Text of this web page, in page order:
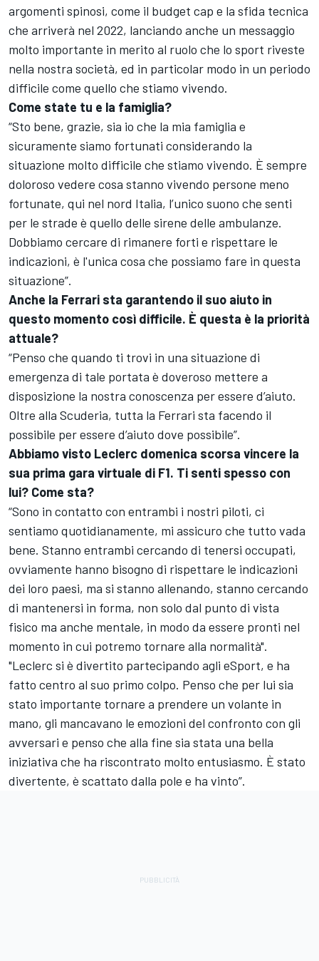
argomenti spinosi, come il budget cap e la sfida tecnica
che arriverà nel 2022, lanciando anche un messaggio
molto importante in merito al ruolo che lo sport riveste
nella nostra società, ed in particolar modo in un periodo
difficile come quello che stiamo vivendo.
Come state tu e la famiglia?
“Sto bene, grazie, sia io che la mia famiglia e
sicuramente siamo fortunati considerando la
situazione molto difficile che stiamo vivendo. È sempre
doloroso vedere cosa stanno vivendo persone meno
fortunate, qui nel nord Italia, l’unico suono che senti
per le strade è quello delle sirene delle ambulanze.
Dobbiamo cercare di rimanere forti e rispettare le
indicazioni, è l'unica cosa che possiamo fare in questa
situazione”.
Anche la Ferrari sta garantendo il suo aiuto in
questo momento così difficile. È questa è la priorità
attuale?
“Penso che quando ti trovi in una situazione di
emergenza di tale portata è doveroso mettere a
disposizione la nostra conoscenza per essere d’aiuto.
Oltre alla Scuderia, tutta la Ferrari sta facendo il
possibile per essere d’aiuto dove possibile”.
Abbiamo visto Leclerc domenica scorsa vincere la
sua prima gara virtuale di F1. Ti senti spesso con
lui? Come sta?
“Sono in contatto con entrambi i nostri piloti, ci
sentiamo quotidianamente, mi assicuro che tutto vada
bene. Stanno entrambi cercando di tenersi occupati,
ovviamente hanno bisogno di rispettare le indicazioni
dei loro paesi, ma si stanno allenando, stanno cercando
di mantenersi in forma, non solo dal punto di vista
fisico ma anche mentale, in modo da essere pronti nel
momento in cui potremo tornare alla normalità".
"Leclerc si è divertito partecipando agli eSport, e ha
fatto centro al suo primo colpo. Penso che per lui sia
stato importante tornare a prendere un volante in
mano, gli mancavano le emozioni del confronto con gli
avversari e penso che alla fine sia stata una bella
iniziativa che ha riscontrato molto entusiasmo. È stato
divertente, è scattato dalla pole e ha vinto”.